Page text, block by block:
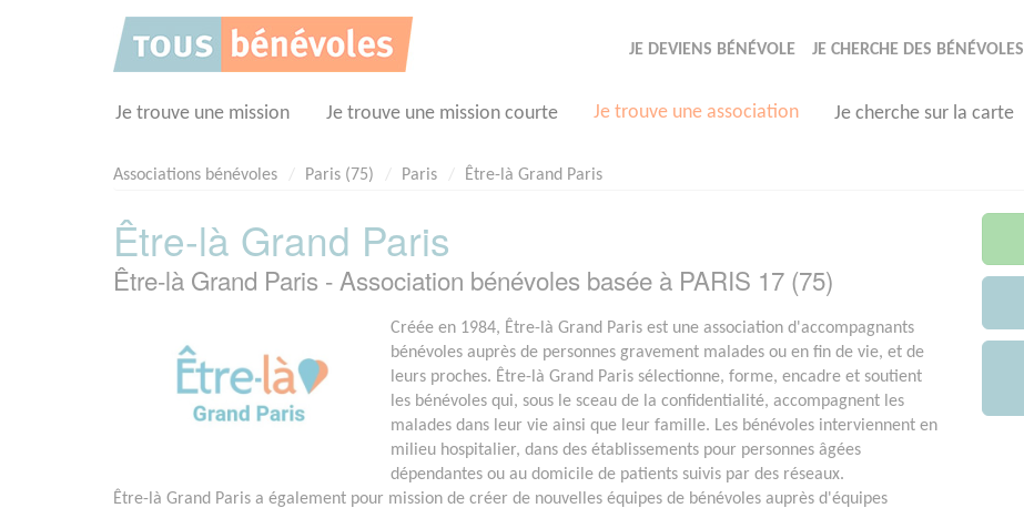
JE DEVIENS BÉNÉVOLE JE CHERCHE DES BÉNÉVOLES
Je trouve une mission Je trouve une mission courte Je trouve une association Je cherche sur la carte
Associations bénévoles Paris (75) Paris Être-là Grand Paris
Être-là Grand Paris
Être-là Grand Paris - Association bénévoles basée à PARIS 17 (75)
Créée en 1984, Être-là Grand Paris est une association d'accompagnants
bénévoles auprès de personnes gravement malades ou en fin de vie, et de
leurs proches. Être-là Grand Paris sélectionne, forme, encadre et soutient
les bénévoles qui, sous le sceau de la confidentialité, accompagnent les
malades dans leur vie ainsi que leur famille. Les bénévoles interviennent en
milieu hospitalier, dans des établissements pour personnes âgées
dépendantes ou au domicile de patients suivis par des réseaux.
Être-là Grand Paris a également pour mission de créer de nouvelles équipes de bénévoles auprès d'équipes